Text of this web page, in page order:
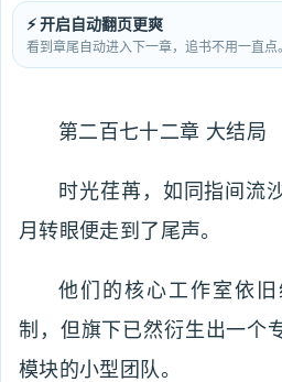
⚡ 开启自动翻页更爽
看到章尾自动进入下一章，追书不用一直点。
第二百七十二章 大结局
时光荏苒，如同指间流
月转眼便走到了尾声。
他们的核心工作室依
制，但旗下已然衍生出一个
模块的小型团队。